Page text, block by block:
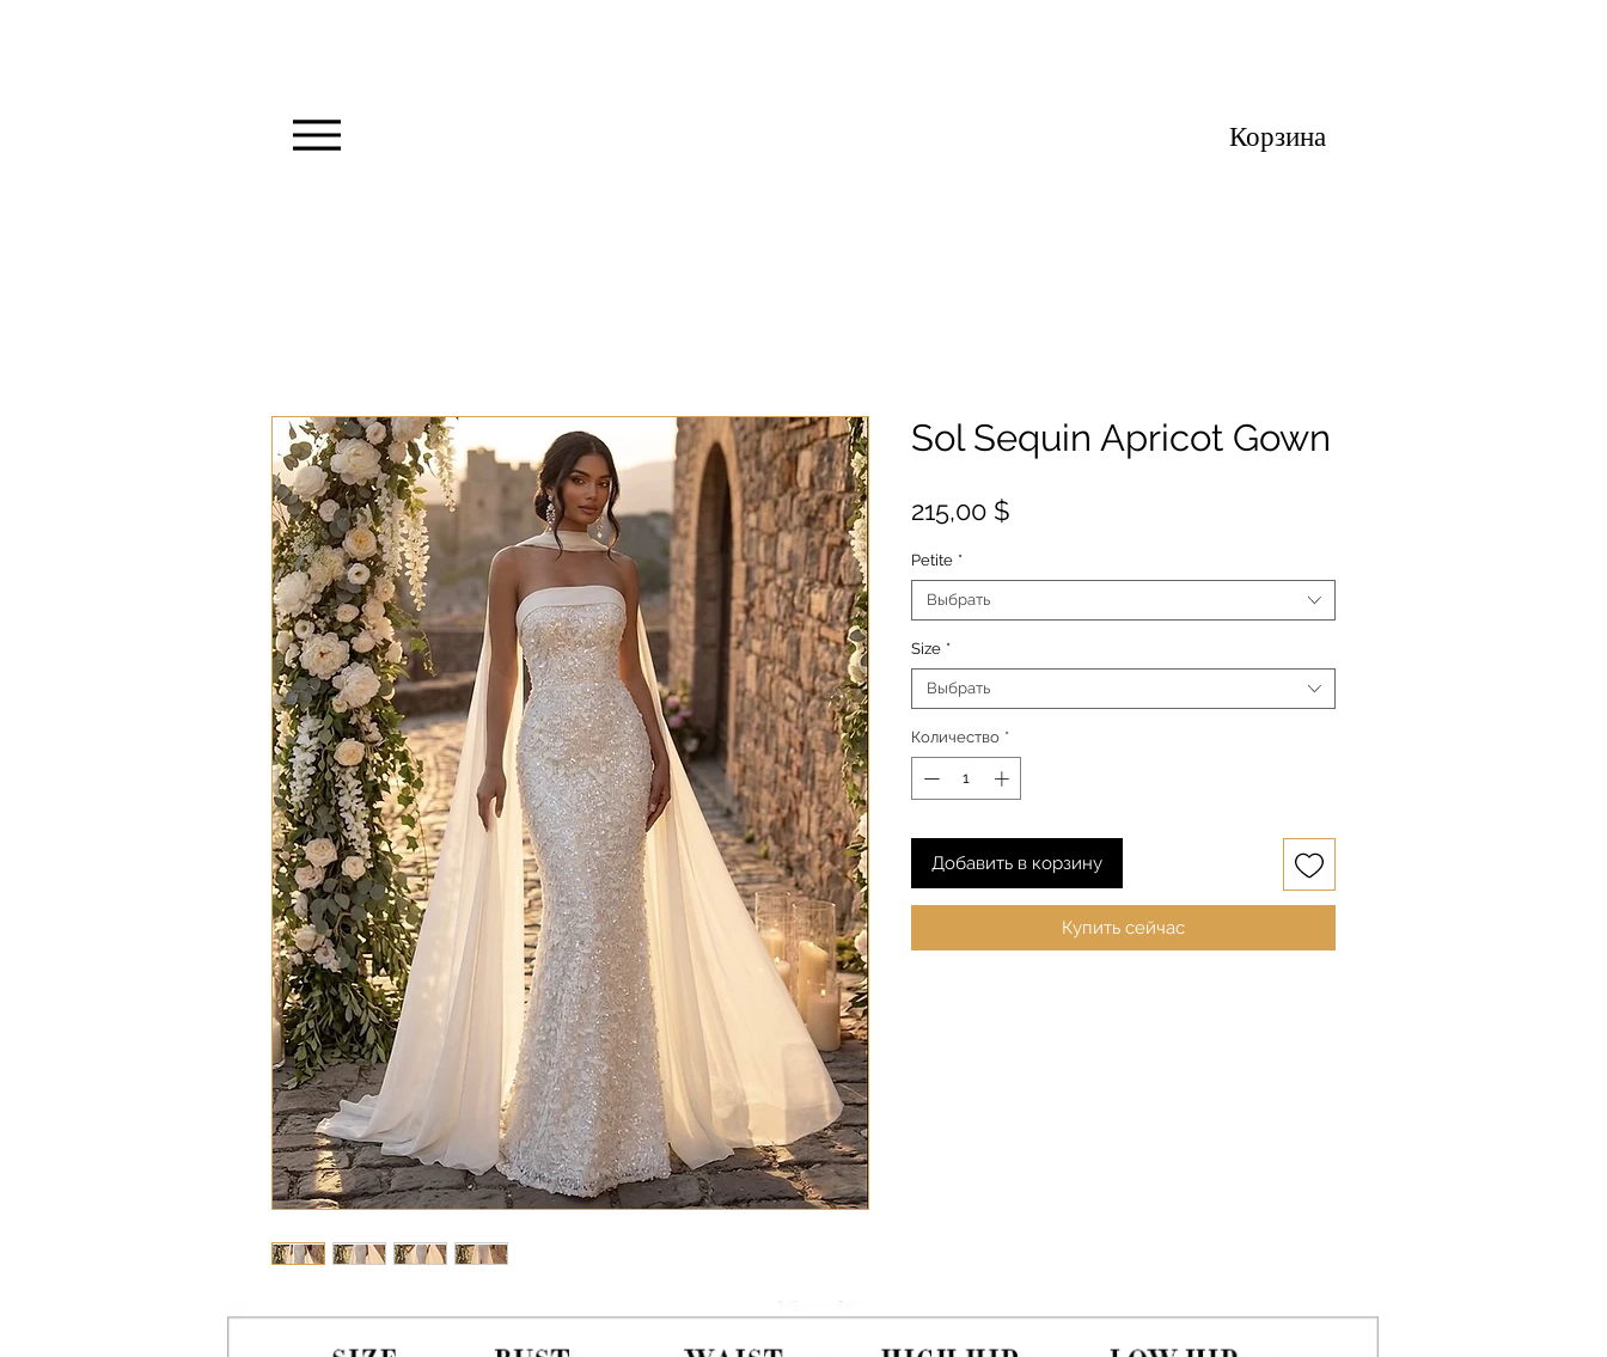
Sol Sequin Apricot Gown
215,00 $
Petite *
Выбрать
Size *
Выбрать
Количество *
Добавить в корзину
Купить сейчас
Корзина